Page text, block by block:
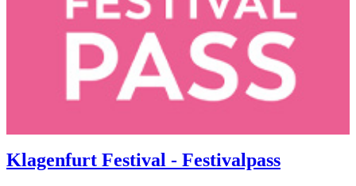
Klagenfurt Festival - Festivalpass